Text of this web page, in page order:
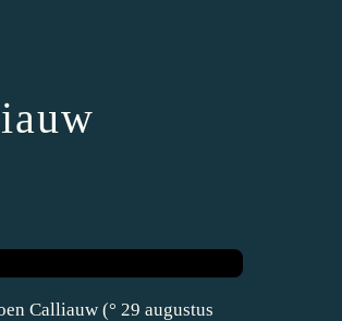
Calliauw (° 29 augustus